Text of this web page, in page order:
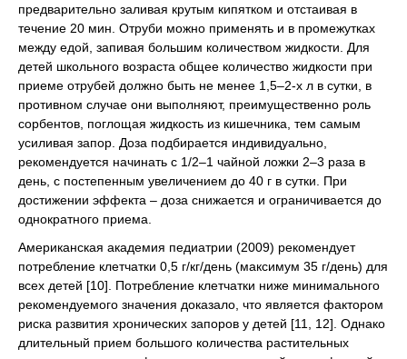
предварительно заливая крутым кипятком и отстаивая в
течение 20 мин. Отруби можно применять и в промежутках
между едой, запивая большим количеством жидкости. Для
детей школьного возраста общее количество жидкости при
приеме отрубей должно быть не менее 1,5–2-х л в сутки, в
противном случае они выполняют, преимущественно роль
сорбентов, поглощая жидкость из кишечника, тем самым
усиливая запор. Доза подбирается индивидуально,
рекомендуется начинать с 1/2–1 чайной ложки 2–3 раза в
день, с постепенным увеличением до 40 г в сутки. При
достижении эффекта – доза снижается и ограничивается до
однократного приема.
Американская академия педиатрии (2009) рекомендует
потребление клетчатки 0,5 г/кг/день (максимум 35 г/день) для
всех детей [10]. Потребление клетчатки ниже минимального
рекомендуемого значения доказало, что является фактором
риска развития хронических запоров у детей [11, 12]. Однако
длительный прием большого количества растительных